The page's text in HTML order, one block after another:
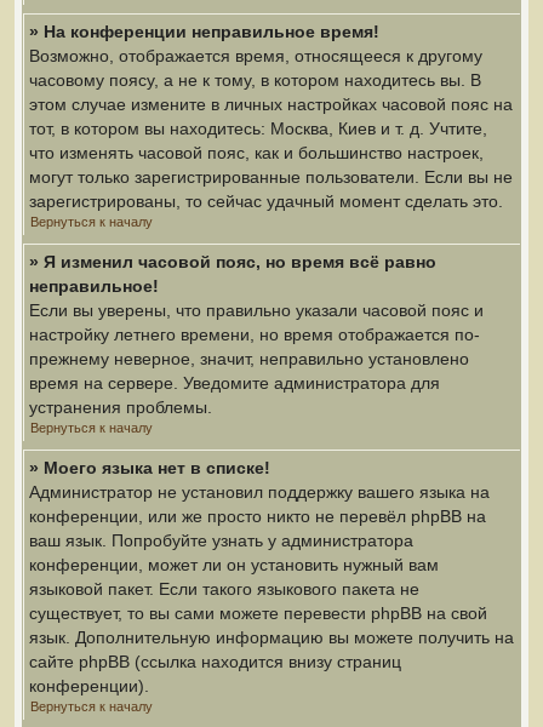
» На конференции неправильное время!
Возможно, отображается время, относящееся к другому
часовому поясу, а не к тому, в котором находитесь вы. В
этом случае измените в личных настройках часовой пояс на
тот, в котором вы находитесь: Москва, Киев и т. д. Учтите,
что изменять часовой пояс, как и большинство настроек,
могут только зарегистрированные пользователи. Если вы не
зарегистрированы, то сейчас удачный момент сделать это.
Вернуться к началу
» Я изменил часовой пояс, но время всё равно
неправильное!
Если вы уверены, что правильно указали часовой пояс и
настройку летнего времени, но время отображается по-
прежнему неверное, значит, неправильно установлено
время на сервере. Уведомите администратора для
устранения проблемы.
Вернуться к началу
» Моего языка нет в списке!
Администратор не установил поддержку вашего языка на
конференции, или же просто никто не перевёл phpBB на
ваш язык. Попробуйте узнать у администратора
конференции, может ли он установить нужный вам
языковой пакет. Если такого языкового пакета не
существует, то вы сами можете перевести phpBB на свой
язык. Дополнительную информацию вы можете получить на
сайте phpBB (ссылка находится внизу страниц
конференции).
Вернуться к началу